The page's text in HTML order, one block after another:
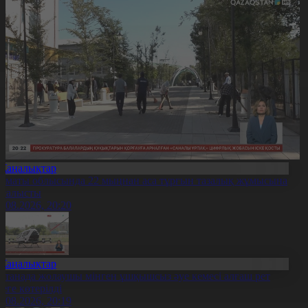
облысында 22 мыңнан аса тұрғын тазалық жұмысына
20:20
жолаушы мінген ұшқышсыз әуе кемесі алғаш рет
көтерілді
20:19